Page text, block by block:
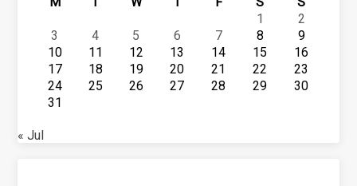
1
2
3
4 5 6 7 8
9
10
11 12 13 14 15
16
17
18 19 20 21 22
23
24
25 26 27 28 29
30
31
« Jul